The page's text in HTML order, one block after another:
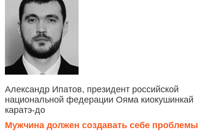
Александр Ипатов, президент российской
национальной федерации Ояма киокушинкай
каратэ-до
Мужчина должен создавать себе проблемы